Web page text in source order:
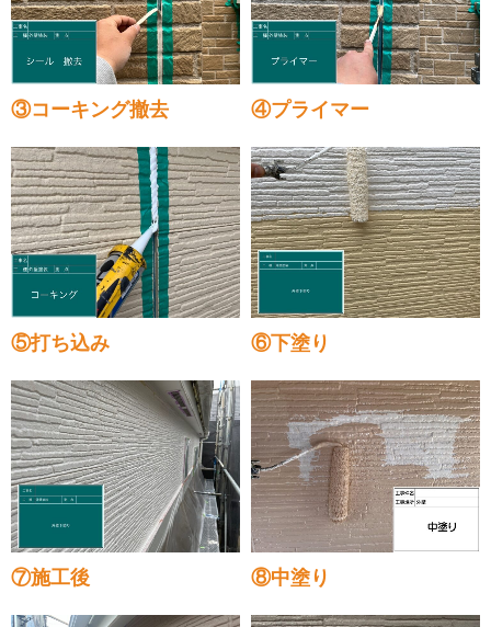
③コーキング撤去 ④プライマー
⑤打ち込み ⑥下塗り
⑦施工後 ⑧中塗り